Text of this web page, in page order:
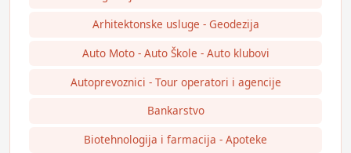
Arhitektonske usluge - Geodezija
Auto Moto - Auto Škole - Auto klubovi
Autoprevoznici - Tour operatori i agencije
Bankarstvo
Biotehnologija i farmacija - Apoteke